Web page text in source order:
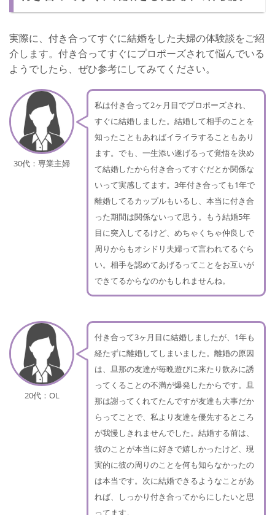
実際に、付き合ってすぐに結婚をした夫婦の体験談をご紹
介します。付き合ってすぐにプロポーズされて悩んでいる
ようでしたら、ぜひ参考にしてみてください。
30代：専業主婦
私は付き合って2ヶ月目でプロポーズされ、
すぐに結婚しました。結婚して相手のことを
知ったこともあればイライラすることもあり
ます。でも、一生添い遂げるって覚悟を決め
て結婚したから付き合ってすぐだとか関係な
いって実感してます。3年付き合っても1年で
離婚してるカップルもいるし、本当に付き合
った期間は関係ないって思う。もう結婚5年
目に突入してるけど、めちゃくちゃ仲良しで
周りからもオシドリ夫婦って言われてるぐら
い。相手を認めてあげるってことをお互いが
できてるからなのかもしれませんね。
20代：OL
付き合って3ヶ月目に結婚しましたが、1年も
経たずに離婚してしまいました。離婚の原因
は、旦那の友達が毎晩遊びに来たり飲みに誘
ってくることの不満が爆発したからです。旦
那は謝ってくれてたんですが友達も大事だか
らってことで、私より友達を優先するところ
が我慢しきれませんでした。結婚する前は、
彼のことが本当に好きで嬉しかったけど、現
実的に彼の周りのことを何も知らなかったの
は本当です。次に結婚できるようなことがあ
れば、しっかり付き合ってからにしたいと思
ってます。